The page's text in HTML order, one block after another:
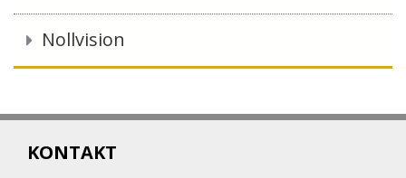
Nollvision
KONTAKT